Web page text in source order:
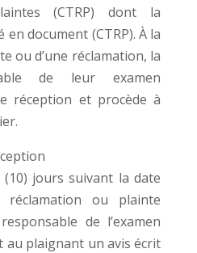
(CTRP) dont la
document (CTRP). À la
ou d’une réclamation, la
de leur examen
réception et procède à
jours suivant la date
réclamation ou plainte
de l’examen
au plaignant un avis écrit